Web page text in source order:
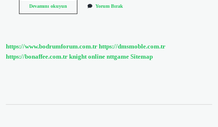
Devamını okuyunKırmızı
Yorum Bırak
https://www.bodrumforum.com.tr https://dmsmoble.com.tr
https://bonaffee.com.tr knight online nttgame Sitemap